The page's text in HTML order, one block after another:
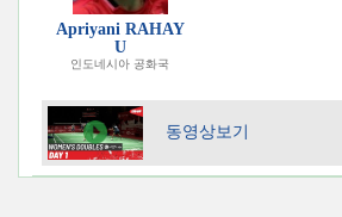
Apriyani RAHAY
U
인도네시아 공화국
동영상보기